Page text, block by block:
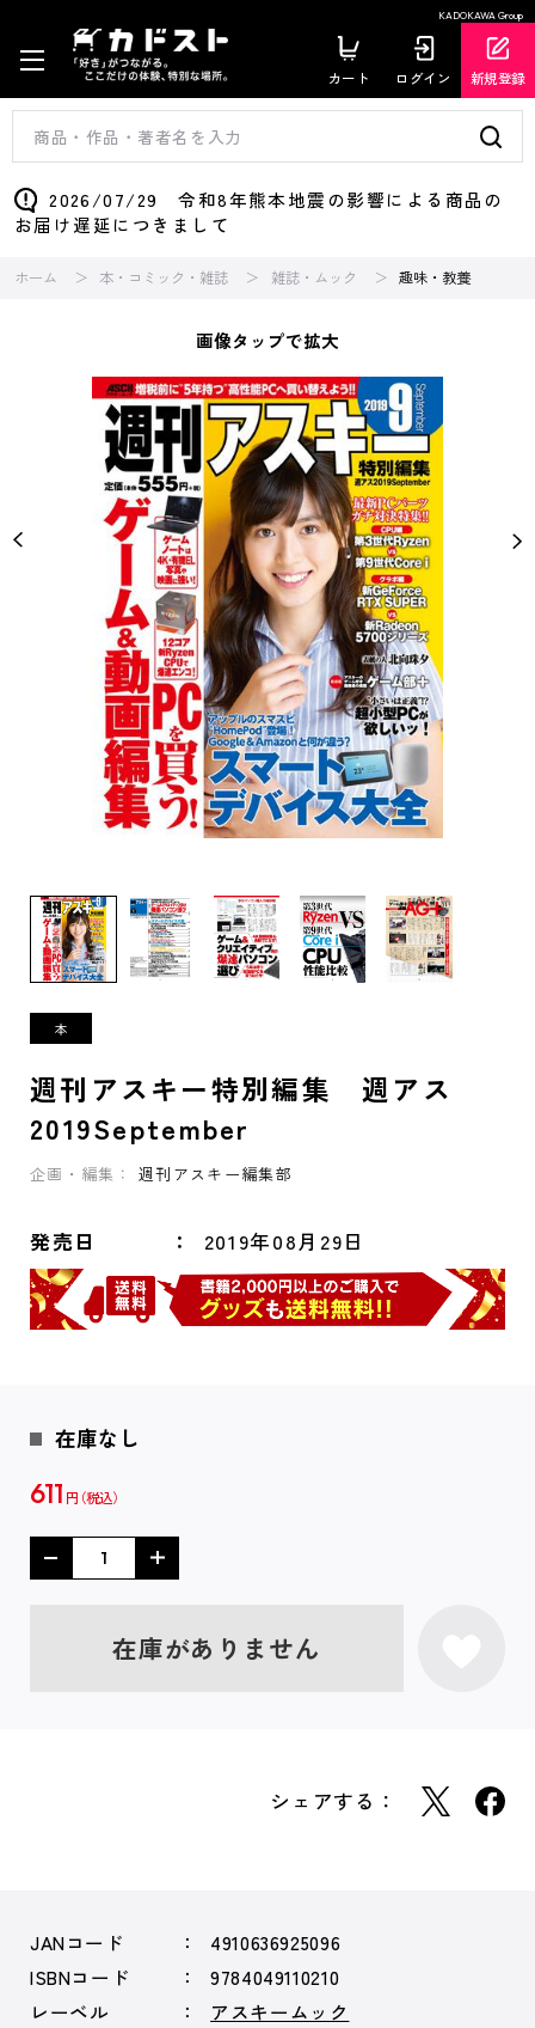
KADOKAWA Group
カート ログイン 新規登録
2026/07/29 令和8年熊本地震の影響による商品の
お届け遅延につきまして
ホーム 本・コミック・雑誌 雑誌・ムック 趣味・教養
画像タップで拡大
週刊アスキー特別編集 週アス
2019September
企画・編集： 週刊アスキー編集部
発売日 2019年08月29日
在庫なし
611 円
在庫がありません
シェアする：
JANコード
4910636925096
ISBNコード
9784049110210
レーベル
アスキームック